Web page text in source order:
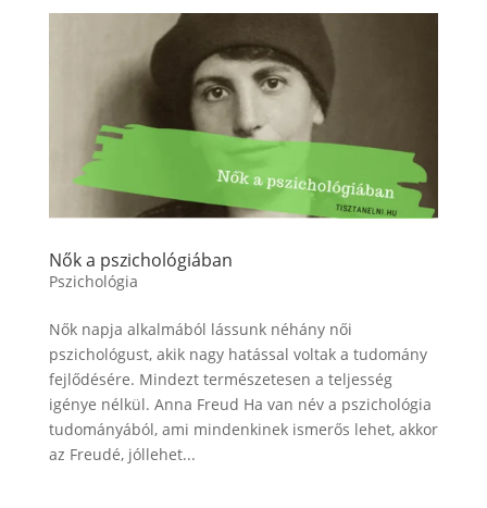
Nők a pszichológiában
Pszichológia
Nők napja alkalmából lássunk néhány női
pszichológust, akik nagy hatással voltak a tudomány
fejlődésére. Mindezt természetesen a teljesség
igénye nélkül. Anna Freud Ha van név a pszichológia
tudományából, ami mindenkinek ismerős lehet, akkor
az Freudé, jóllehet...